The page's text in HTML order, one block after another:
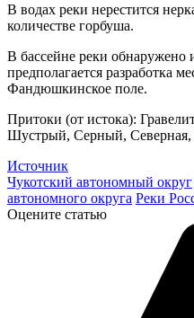
В водах реки нерестится
количестве горбуша.
В бассейне реки обнаружено
предполагается разработка
Фандюшкинское поле.
Притоки (от истока):
Шустрый, Серный,
Источник
Чукотский автономный округ
автономного округа Реки
Оцените статью